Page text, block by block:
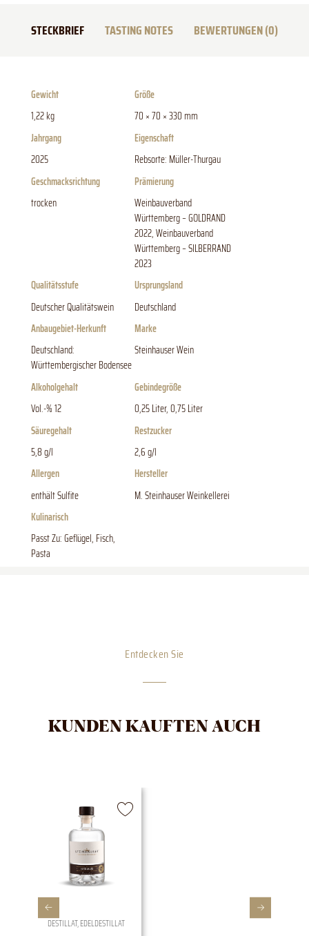
STECKBRIEF TASTING NOTES BEWERTUNGEN (0)
Gewicht
1,22 kg
Größe
70 × 70 × 330 mm
Jahrgang
2025
Eigenschaft
Rebsorte: Müller-Thurgau
Geschmacksrichtung
trocken
Prämierung
Weinbauverband
Württemberg – GOLDRAND
2022, Weinbauverband
Württemberg – SILBERRAND
2023
Qualitätsstufe
Deutscher Qualitätswein
Ursprungsland
Deutschland
Anbaugebiet-Herkunft
Deutschland:
Württembergischer Bodensee
Marke
Steinhauser Wein
Alkoholgehalt
Vol.-% 12
Gebindegröße
0,25 Liter, 0,75 Liter
Säuregehalt
5,8 g/l
Restzucker
2,6 g/l
Allergen
enthält Sulfite
Hersteller
M. Steinhauser Weinkellerei
Kulinarisch
Passt Zu: Geflügel, Fisch,
Pasta
Entdecken Sie
KUNDEN KAUFTEN AUCH
DESTILLAT,EDELDESTILLAT